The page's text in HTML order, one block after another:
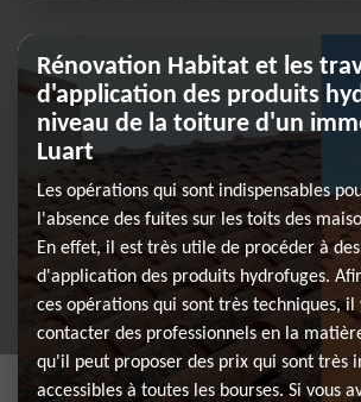
Rénovation Habitat et les
d'application des produits
niveau de la toiture d'un
Luart
Les opérations qui sont indispensables
l'absence des fuites sur les toits des
En effet, il est très utile de procéder à
d'application des produits hydrofuges.
ces opérations qui sont très techniques,
contacter des professionnels en la
qu'il peut proposer des prix qui sont très
accessibles à toutes les bourses. Si vous